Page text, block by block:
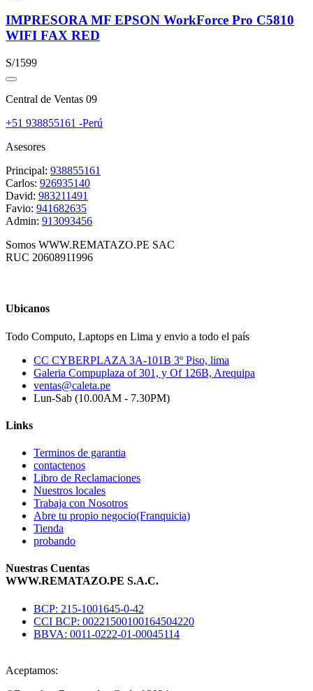
IMPRESORA MF EPSON WorkForce Pro C5810
WIFI FAX RED
S/1599
Central de Ventas 09
+51 938855161 -Perú
Asesores
Principal: 938855161
Carlos: 926935140
David: 983211491
Favio: 941682635
Admin: 913093456
Somos WWW.REMATAZO.PE SAC
RUC 20608911996
Ubicanos
Todo Computo, Laptops en Lima y envio a todo el país
CC CYBERPLAZA 3A-101B 3º Piso, lima
Galeria Compuplaza of 301, y Of 126B, Arequipa
ventas@caleta.pe
Lun-Sab (10.00AM - 7.30PM)
Links
Terminos de garantia
contactenos
Libro de Reclamaciones
Nuestros locales
Trabaja con Nosotros
Abre tu propio negocio(Franquicia)
Tienda
probando
Nuestras Cuentas
WWW.REMATAZO.PE S.A.C.
BCP: 215-1001645-0-42
CCI BCP: 00221500100164504220
BBVA: 0011-0222-01-00045114
Aceptamos: